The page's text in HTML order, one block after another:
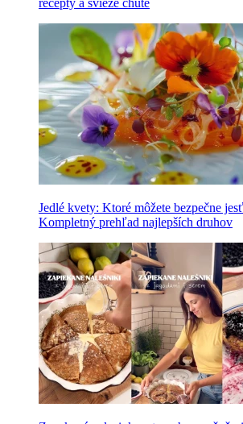
recepty a svieže chute
Jedlé kvety: Ktoré môžete bezpečne
Kompletný prehľad najlepších druhov